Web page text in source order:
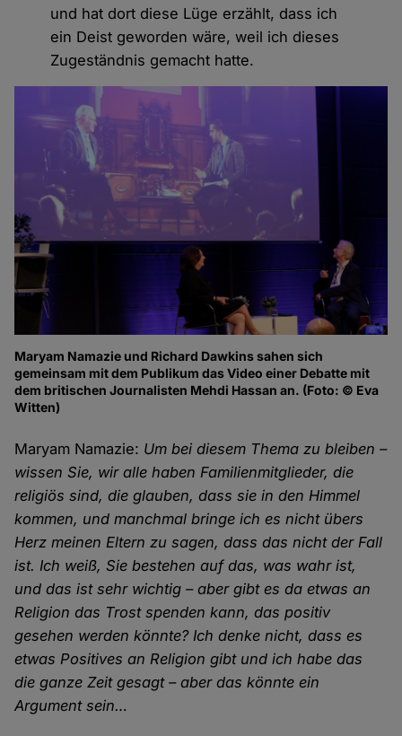
und hat dort diese Lüge erzählt, dass ich
ein Deist geworden wäre, weil ich dieses
Zugeständnis gemacht hatte.
Maryam Namazie und Richard Dawkins sahen sich
gemeinsam mit dem Publikum das Video einer Debatte mit
dem britischen Journalisten Mehdi Hassan an. (Foto: © Eva
Witten)
Maryam Namazie: Um bei diesem Thema zu bleiben –
wissen Sie, wir alle haben Familienmitglieder, die
religiös sind, die glauben, dass sie in den Himmel
kommen, und manchmal bringe ich es nicht übers
Herz meinen Eltern zu sagen, dass das nicht der Fall
ist. Ich weiß, Sie bestehen auf das, was wahr ist,
und das ist sehr wichtig – aber gibt es da etwas an
Religion das Trost spenden kann, das positiv
gesehen werden könnte? Ich denke nicht, dass es
etwas Positives an Religion gibt und ich habe das
die ganze Zeit gesagt – aber das könnte ein
Argument sein…